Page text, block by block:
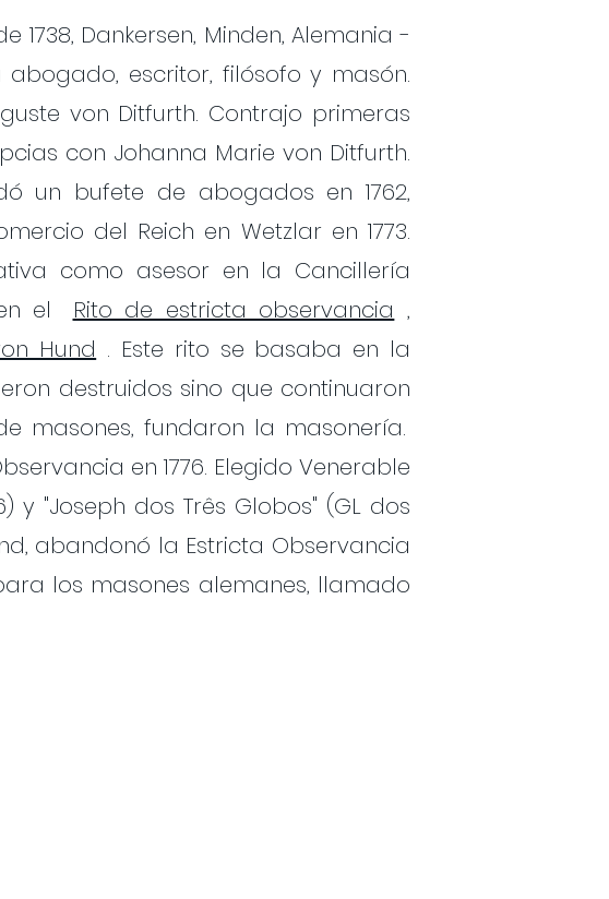
1738, Dankersen, Minden, Alemania -
abogado, escritor, filósofo y masón.
von Ditfurth. Contrajo primeras
con Johanna Marie von Ditfurth.
un bufete de abogados en 1762,
del Reich en Wetzlar en 1773.
como asesor en la Cancillería
el Rito de estricta observancia ,
Hund . Este rito se basaba en la
destruidos sino que continuaron
masones, fundaron la masonería.
en 1776. Elegido Venerable
y "Joseph dos Três Globos" (GL dos
abandonó la Estricta Observancia
los masones alemanes, llamado